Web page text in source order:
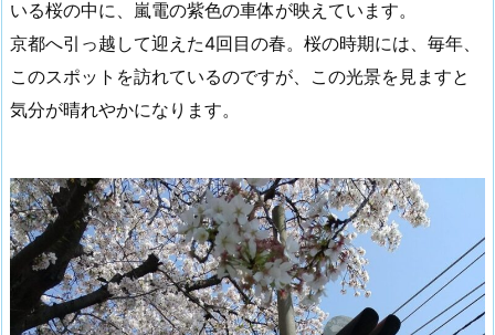
いる桜の中に、嵐電の紫色の車体が映えています。
京都へ引っ越して迎えた4回目の春。桜の時期には、毎年、
このスポットを訪れているのですが、この光景を見ますと
気分が晴れやかになります。